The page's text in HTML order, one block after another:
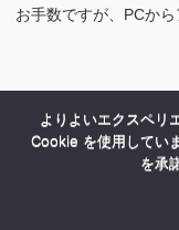
お手数ですが、PCから
よりよいエクスペリ
Cookie を使用してい
を承